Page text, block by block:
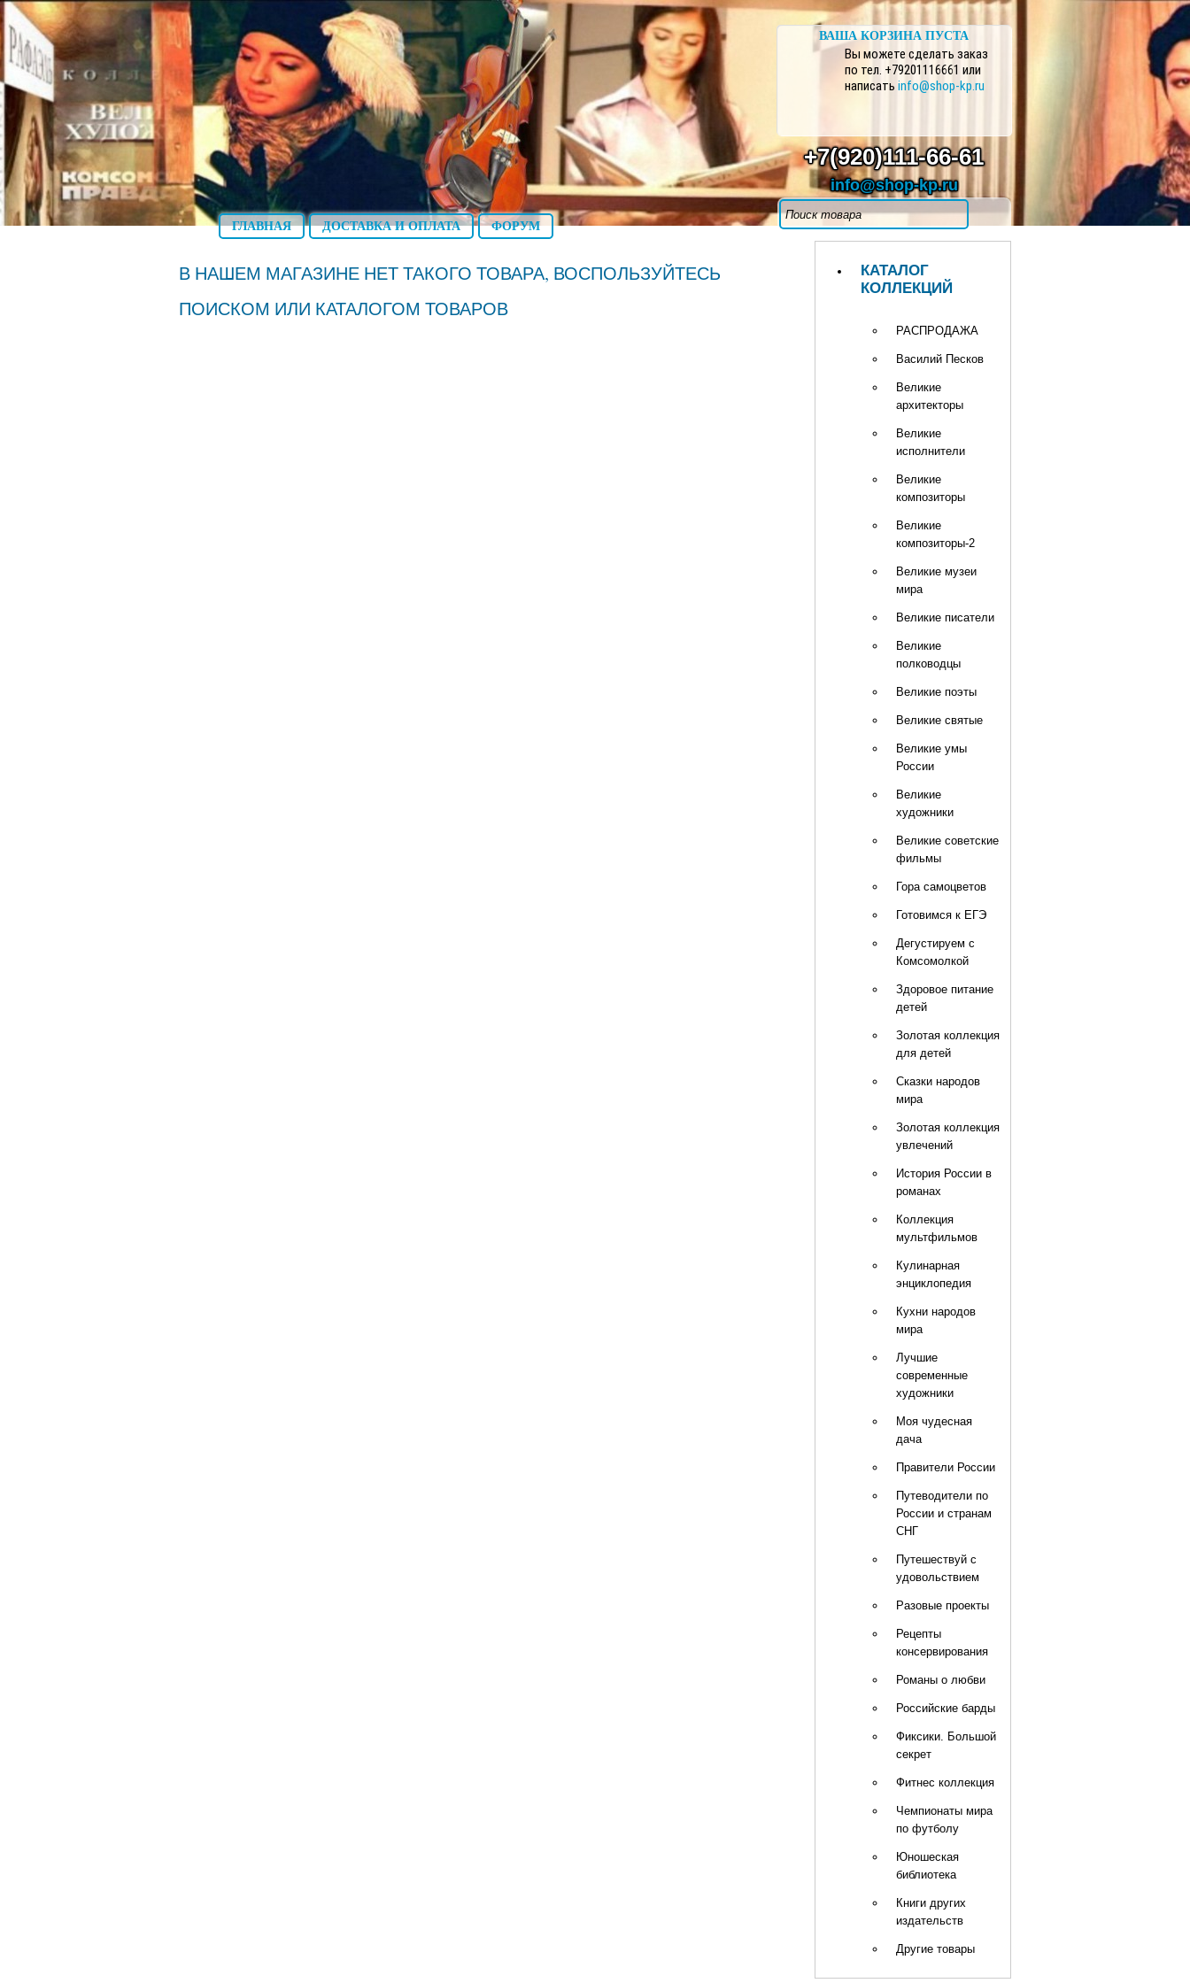
ГЛАВНАЯ ДОСТАВКА И ОПЛАТА ФОРУМ
+7(920)111-66-61
info@shop-kp.ru
КАТАЛОГ
КОЛЛЕКЦИЙ
РАСПРОДАЖА
Василий Песков
Великие
архитекторы
Великие
исполнители
Великие
композиторы
Великие
композиторы-2
Великие музеи
мира
Великие писатели
Великие
полководцы
Великие поэты
Великие святые
Великие умы
России
Великие
художники
Великие советские
фильмы
Гора самоцветов
Готовимся к ЕГЭ
Дегустируем с
Комсомолкой
Здоровое питание
детей
Золотая коллекция
для детей
Сказки народов
мира
Золотая коллекция
увлечений
История России в
романах
Коллекция
мультфильмов
Кулинарная
энциклопедия
Кухни народов
мира
Лучшие
современные
художники
Моя чудесная
дача
Правители России
Путеводители по
России и странам
СНГ
Путешествуй с
удовольствием
Разовые проекты
Рецепты
консервирования
Романы о любви
Российские барды
Фиксики. Большой
секрет
Фитнес коллекция
Чемпионаты мира
по футболу
Юношеская
библиотека
Книги других
издательств
Другие товары
ВАША КОРЗИНА ПУСТА
Вы можете сделать заказ
по тел. +79201116661 или
написать info@shop-kp.ru
В НАШЕМ МАГАЗИНЕ НЕТ ТАКОГО ТОВАРА, ВОСПОЛЬЗУЙТЕСЬ
ПОИСКОМ ИЛИ КАТАЛОГОМ ТОВАРОВ